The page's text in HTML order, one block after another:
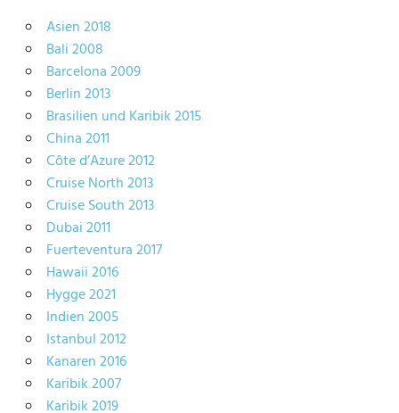
Asien 2018
Bali 2008
Barcelona 2009
Berlin 2013
Brasilien und Karibik 2015
China 2011
Côte d’Azure 2012
Cruise North 2013
Cruise South 2013
Dubai 2011
Fuerteventura 2017
Hawaii 2016
Hygge 2021
Indien 2005
Istanbul 2012
Kanaren 2016
Karibik 2007
Karibik 2019